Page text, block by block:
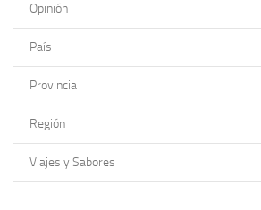
Opinión
País
Provincia
Región
Viajes y Sabores